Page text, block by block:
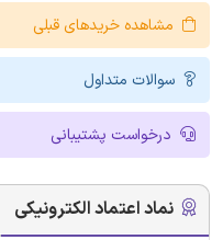
مشاهده خریدهای قبلی
سوالات متداول
درخواست پشتیبانی
نماد اعتماد الکترونیکی